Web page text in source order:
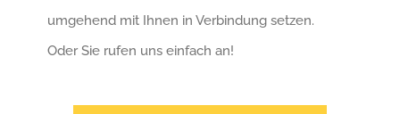
umgehend mit Ihnen in Verbindung setzen.
Oder Sie rufen uns einfach an!